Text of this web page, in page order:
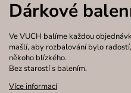
Dárkové
Ve VUCH balíme každou
mašlí, aby rozbalování bylo
někoho blízkého.
Bez starostí s balením.
Více informací